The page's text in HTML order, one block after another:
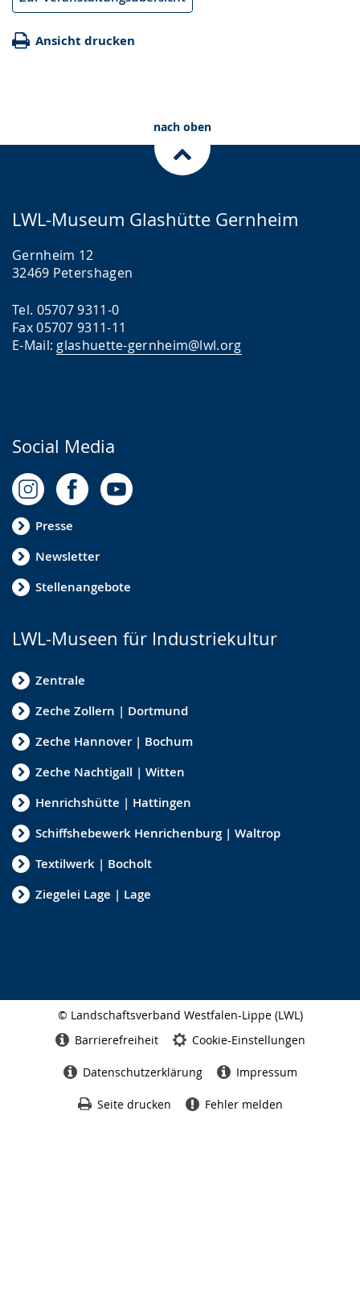
Ansicht drucken
nach oben
LWL-Museum Glashütte Gernheim
Gernheim 12
32469 Petershagen
Tel. 05707 9311-0
Fax 05707 9311-11
E-Mail: glashuette-gernheim@lwl.org
Social Media
Presse
Newsletter
Stellenangebote
LWL-Museen für Industriekultur
Zentrale
Zeche Zollern | Dortmund
Zeche Hannover | Bochum
Zeche Nachtigall | Witten
Henrichshütte | Hattingen
Schiffshebewerk Henrichenburg | Waltrop
Textilwerk | Bocholt
Ziegelei Lage | Lage
© Landschaftsverband Westfalen-Lippe (LWL)
Barrierefreiheit Cookie-Einstellungen
Datenschutzerklärung Impressum
Seite drucken Fehler melden